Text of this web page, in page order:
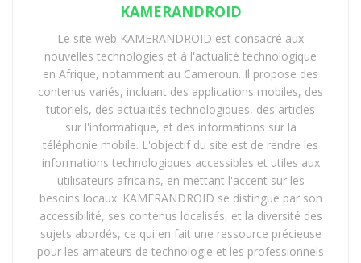
marketing ou analytiques,Visha ouvre directement le
contenu. Une différence subtile sur le papier, mais
tangible à l’usage, notamment sur les smartphones itel
à ressources plus modestes où chaque mégaoctet
compte.
KAMERANDROID
Le site web KAMERANDROID est consacré aux
nouvelles technologies et à l'actualité technologique
en Afrique, notamment au Cameroun. Il propose des
contenus variés, incluant des applications mobiles, des
tutoriels, des actualités technologiques, des articles
sur l'informatique, et des informations sur la
téléphonie mobile. L'objectif du site est de rendre les
informations technologiques accessibles et utiles aux
utilisateurs africains, en mettant l'accent sur les
besoins locaux. KAMERANDROID se distingue par son
accessibilité, ses contenus localisés, et la diversité des
sujets abordés, ce qui en fait une ressource précieuse
pour les amateurs de technologie et les professionnels